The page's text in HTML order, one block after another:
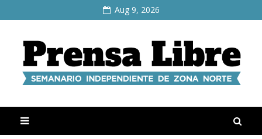
Aug 9, 2026